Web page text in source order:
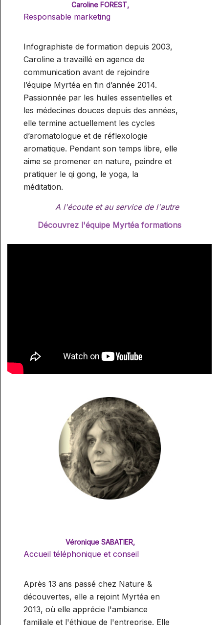
Caroline FOREST,
Responsable marketing
Infographiste de formation depuis 2003,
Caroline a travaillé en agence de
communication avant de rejoindre
l’équipe Myrtéa en fin d’année 2014.
Passionnée par les huiles essentielles et
les médecines douces depuis des années,
elle termine actuellement les cycles
d’aromatologue et de réflexologie
aromatique. Pendant son temps libre, elle
aime se promener en nature, peindre et
pratiquer le qi gong, le yoga, la
méditation.
A l'écoute et au service de l'autre
Découvrez l'équipe Myrtéa formations
Véronique SABATIER,
Accueil téléphonique et conseil
Après 13 ans passé chez Nature &
découvertes, elle a rejoint Myrtéa en
2013, où elle apprécie l'ambiance
familiale et l'éthique de l'entreprise. Elle